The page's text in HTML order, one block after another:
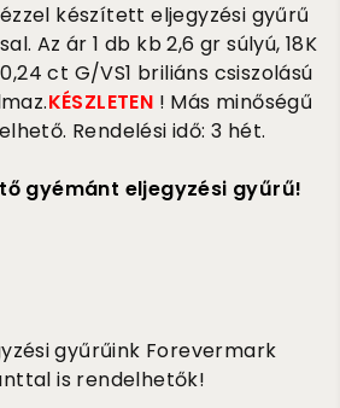
készített eljegyzési gyűrű
Az ár 1 db kb 2,6 gr súlyú, 18K
ct G/VS1 briliáns csiszolású
KÉSZLETEN ! Más minőségű
Rendelési idő: 3 hét.
gyémánt eljegyzési gyűrű!
gyűrűink Forevermark
is rendelhetők!